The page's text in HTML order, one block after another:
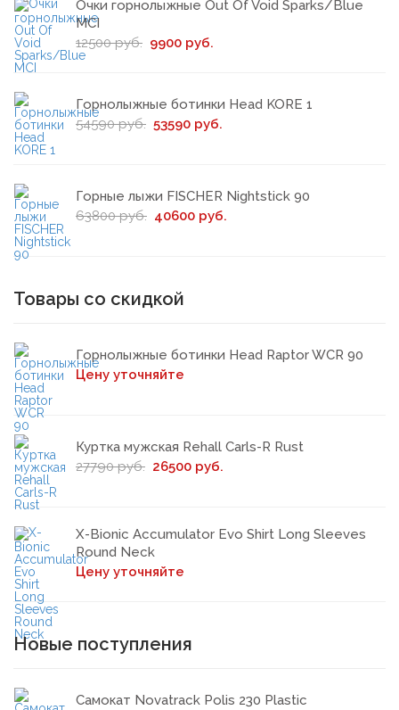
Очки горнолыжные Out Of Void Sparks/Blue
MCI
12500 руб. 9900 руб.
Горнолыжные ботинки Head KORE 1
54590 руб. 53590 руб.
Горные лыжи FISCHER Nightstick 90
63800 руб. 40600 руб.
Товары со скидкой
Горнолыжные ботинки Head Raptor WCR 90
Цену уточняйте
Куртка мужская Rehall Carls-R Rust
27790 руб. 26500 руб.
X-Bionic Accumulator Evo Shirt Long Sleeves
Round Neck
Цену уточняйте
Новые поступления
Самокат Novatrack Polis 230 Plastic